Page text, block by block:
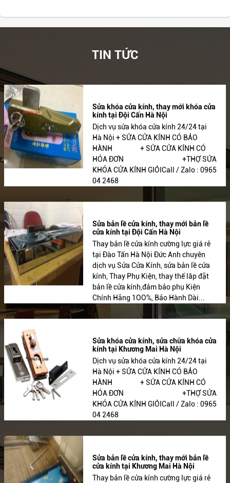
TIN TỨC
Sửa khóa cửa kính, thay mới khóa cửa
kính tại Đội Cấn Hà Nội
Dịch vụ sửa khóa cửa kính 24/24 tại
Hà Nội + SỬA CỬA KÍNH CÓ BẢO
HÀNH + SỬA CỬA KÍNH CÓ
HÓA ĐƠN +THỢ SỬA
KHÓA CỬA KÍNH GIỎICall / Zalo : 0965
04 2468
Sửa bản lề cửa kính, thay mới bản lề
cửa kính tại Đội Cấn Hà Nội
Thay bản lề cửa kính cường lực giá rẻ
tại Đào Tấn Hà Nội Đức Anh chuyên
dịch vụ Sửa Cửa Kính, sửa bản lề cửa
kính, Thay Phụ Kiện, thay thế lắp đặt
bản lề cửa kính,đảm bảo phụ Kiện
Chính Hãng 1OO%, Bảo Hành Dài...
Sửa khóa cửa kính, sửa chữa khóa cửa
kính tại Khương Mai Hà Nội
Dịch vụ sửa khóa cửa kính 24/24 tại
Hà Nội + SỬA CỬA KÍNH CÓ BẢO
HÀNH + SỬA CỬA KÍNH CÓ
HÓA ĐƠN +THỢ SỬA
KHÓA CỬA KÍNH GIỎICall / Zalo : 0965
04 2468
Sửa bản lề cửa kính, thay mới bản lề
cửa kính tại Khương Mai Hà Nội
Thay bản lề cửa kính cường lực giá rẻ